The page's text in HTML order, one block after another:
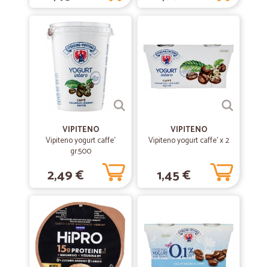
VIPITENO
Vipiteno yogurt caffe'
gr.500
2,49 €
VIPITENO
Vipiteno yogurt caffe' x 2
1,45 €